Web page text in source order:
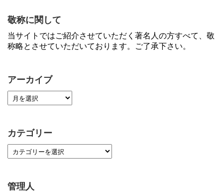
敬称に関して
当サイトではご紹介させていただく著名人の方すべて、敬
称略とさせていただいております。ご了承下さい。
アーカイブ
カテゴリー
管理人